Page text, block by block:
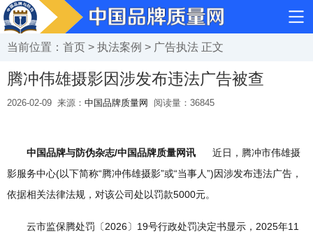
当前位置： 首页 > 执法案例 > 广告执法 正文
腾冲伟雄摄影因涉发布违法广告被查
2026-02-09 来源： 中国品牌质量网 阅读量： 36845
中国品牌与防伪杂志/中国品牌质量网讯
近日，腾冲市伟雄摄
影服务中心(以下简称“腾冲伟雄摄影”或“当事人”)因涉发布违法广告，
依据相关法律法规，对该公司处以罚款5000元。
云市监保腾处罚〔2026〕19号行政处罚决定书显示，2025年11